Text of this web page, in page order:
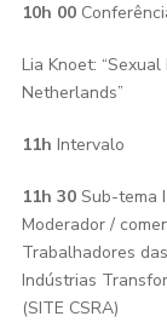
10h 00
Lia Knoet:
Netherlands”
11h Intervalo
11h 30Sub-tema I
Moderador /
Trabalhadores das
Indústrias
(SITE CSRA)